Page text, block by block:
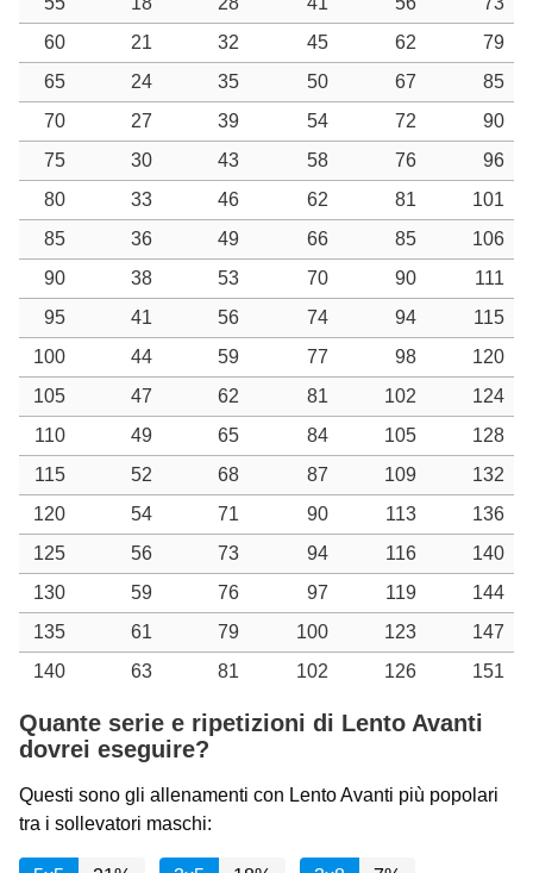
60
21 32 45 62
79
65
24 35 50 67
85
70
27 39 54 72
90
75
30 43 58 76
96
80
33 46 62 81
101
85
36 49 66 85
106
90
38 53 70 90
111
95
41 56 74 94
115
100
44 59 77 98
120
105
47 62 81 102
124
110
49 65 84 105
128
115
52 68 87 109
132
120
54 71 90 113
136
125
56 73 94 116
140
130
59 76 97 119
144
135
61 79 100 123
147
140
63 81 102 126 151
Quante serie e ripetizioni di Lento Avanti
dovrei eseguire?
Questi sono gli allenamenti con Lento Avanti più popolari
tra i sollevatori maschi: